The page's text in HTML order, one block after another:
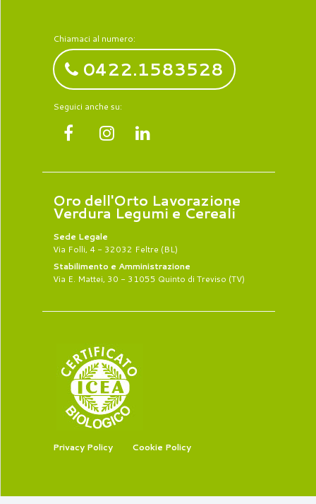
Chiamaci al numero:
0422.1583528
Seguici anche su:
Oro dell'Orto Lavorazione
Verdura Legumi e Cereali
Sede Legale
Via Folli, 4 - 32032 Feltre (BL)
Stabilimento e Amministrazione
Via E. Mattei, 30 - 31055 Quinto di Treviso (TV)
Privacy Policy Cookie Policy